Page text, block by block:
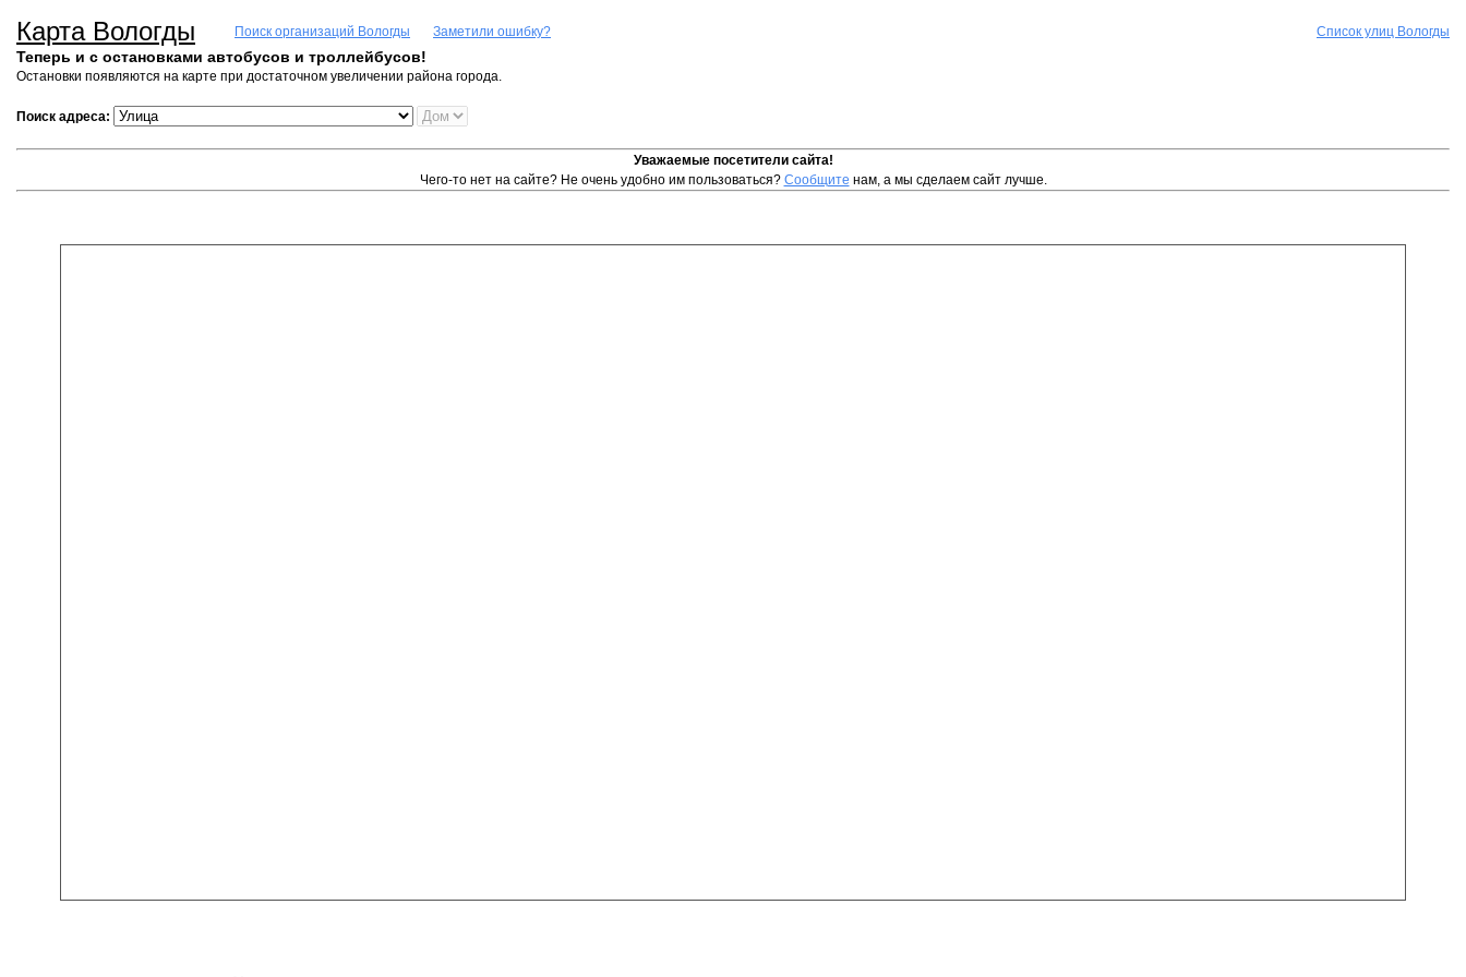
Карта Вологды Поиск организаций Вологды Заметили ошибку? Список улиц Вологды
Теперь и с остановками автобусов и троллейбусов!
Остановки появляются на карте при достаточном увеличении района города.
Поиск адреса:
Уважаемые посетители сайта!
Чего-то нет на сайте? Не очень удобно им пользоваться? Сообщите нам, а мы сделаем сайт лучше.